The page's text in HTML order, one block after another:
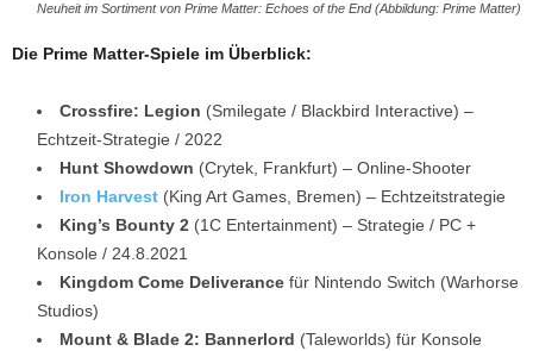
Neuheit im Sortiment von Prime Matter: Echoes of the End (Abbildung: Prime Matter)
Die Prime Matter-Spiele im Überblick:
Crossfire: Legion (Smilegate / Blackbird Interactive) –
Echtzeit-Strategie / 2022
Hunt Showdown (Crytek, Frankfurt) – Online-Shooter
Iron Harvest (King Art Games, Bremen) – Echtzeitstrategie
King’s Bounty 2 (1C Entertainment) – Strategie / PC +
Konsole / 24.8.2021
Kingdom Come Deliverance für Nintendo Switch (Warhorse
Studios)
Mount & Blade 2: Bannerlord (Taleworlds) für Konsole